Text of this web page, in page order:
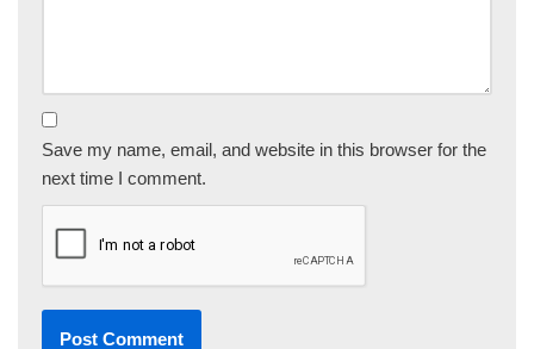
Save my name, email, and website in this browser for the
next time I comment.